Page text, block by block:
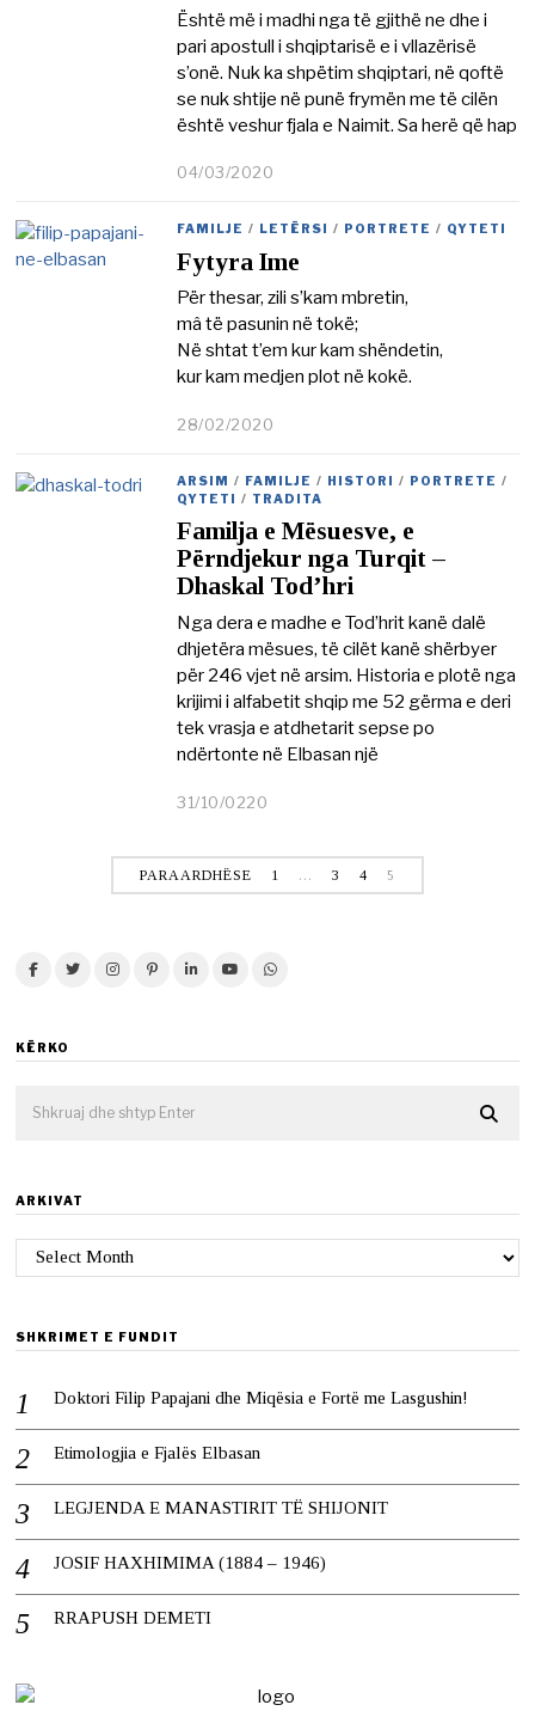
0
2
Është më i madhi nga të gjithë ne dhe i
pari apostull i shqiptarisë e i vllazërisë
s’onë. Nuk ka shpëtim shqiptari, në qoftë
se nuk shtije në punë frymën me të cilën
është veshur fjala e Naimit. Sa herë që hap
04/03/2020
0
3
2
0
2
1
FAMILJE / LETËRSI / PORTRETE / QYTETI
Fytyra Ime
Për thesar, zili s’kam mbretin,
mâ të pasunin në tokë;
Në shtat t’em kur kam shëndetin,
kur kam medjen plot në kokë.
28/02/2020
0
/
2
0
2
1
ARSIM / FAMILJE / HISTORI / PORTRETE /
QYTETI / TRADITA
Familja e Mësuesve, e
Përndjekur nga Turqit –
Dhaskal Tod’hri
Nga dera e madhe e Tod’hrit kanë dalë
dhjetëra mësues, të cilët kanë shërbyer
për 246 vjet në arsim. Historia e plotë nga
krijimi i alfabetit shqip me 52 gërma e deri
tek vrasja e atdhetarit sepse po
ndërtonte në Elbasan një
31/10/0220
0
3
2
PARAARDHËSE 1 … 3 4 5
KËRKO
ARKIVAT
Arkivat
SHKRIMET E FUNDIT
Doktori Filip Papajani dhe Miqësia e Fortë me Lasgushin!
Etimologjia e Fjalës Elbasan
LEGJENDA E MANASTIRIT TË SHIJONIT
JOSIF HAXHIMIMA (1884 – 1946)
RRAPUSH DEMETI